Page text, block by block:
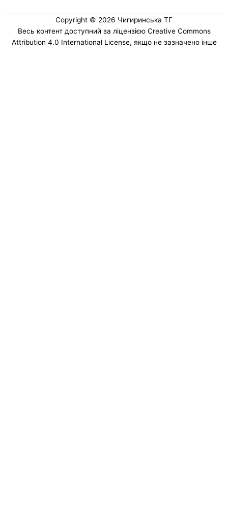
Copyright © 2026 Чигиринська ТГ
Весь контент доступний за ліцензією Creative Commons
Attribution 4.0 International License, якщо не зазначено інше